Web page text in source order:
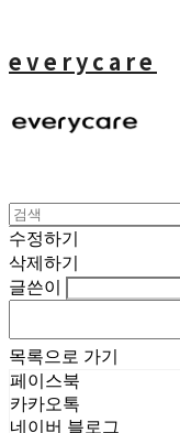
everycare
수정하기
삭제하기
글쓴이
목록으로 가기
페이스북
카카오톡
네이버 블로그